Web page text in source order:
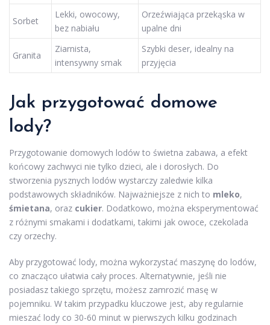
Sorbet
Lekki, owocowy,
bez nabiału
Orzeźwiająca przekąska w
upalne dni
Granita
Ziarnista,
intensywny smak
Szybki deser, idealny na
przyjęcia
Jak przygotować domowe
lody?
Przygotowanie domowych lodów to świetna zabawa, a efekt
końcowy zachwyci nie tylko dzieci, ale i dorosłych. Do
stworzenia pysznych lodów wystarczy zaledwie kilka
podstawowych składników. Najważniejsze z nich to mleko,
śmietana, oraz cukier. Dodatkowo, można eksperymentować
z różnymi smakami i dodatkami, takimi jak owoce, czekolada
czy orzechy.
Aby przygotować lody, można wykorzystać maszynę do lodów,
co znacząco ułatwia cały proces. Alternatywnie, jeśli nie
posiadasz takiego sprzętu, możesz zamrozić masę w
pojemniku. W takim przypadku kluczowe jest, aby regularnie
mieszać lody co 30-60 minut w pierwszych kilku godzinach